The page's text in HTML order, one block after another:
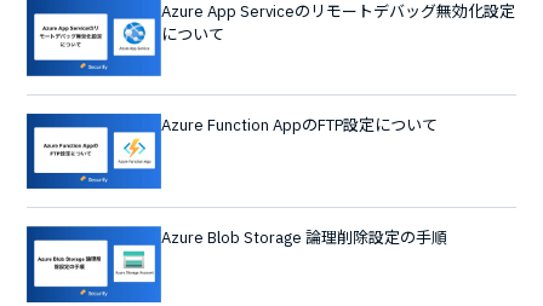
Azure App Serviceのリモートデバッグ無効化設定
について
Azure Function AppのFTP設定について
Azure Blob Storage 論理削除設定の手順